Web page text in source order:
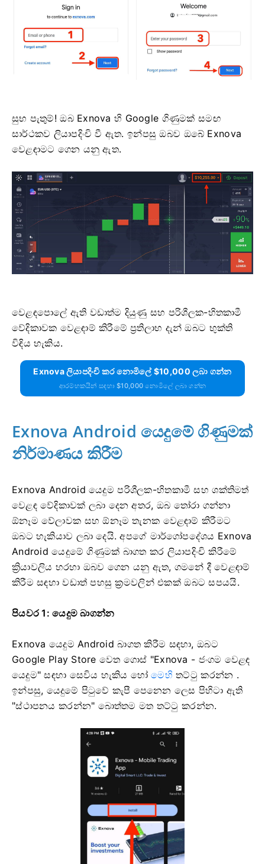
සුභ පැතුම්! ඔබ Exnova හි Google ගිණුමක් සමඟ
සාර්ථකව ලියාපදිංචි වී ඇත. ඉන්පසු ඔබව ඔබේ Exnova
වෙළඳාමට ගෙන යනු ඇත.
වෙළඳපොලේ ඇති වඩාත්ම දියුණු සහ පරිශීලක-හිතකාමී
වේදිකාවක වෙළඳාම් කිරීමේ ප්‍රතිලාභ දැන් ඔබට භුක්ති
විඳිය හැකිය.
Exnova ලියාපදිංචි කර නොමිලේ $10,000 ලබා ගන්න
ආරම්භකයින් සඳහා $10,000 නොමිලේ ලබා ගන්න
Exnova Android යෙදුමේ ගිණුමක්
නිර්මාණය කිරීම
Exnova Android යෙදුම පරිශීලක-හිතකාමී සහ ශක්තිමත්
වෙළඳ වේදිකාවක් ලබා දෙන අතර, ඔබ තෝරා ගන්නා
ඕනෑම වේලාවක සහ ඕනෑම තැනක වෙළඳාම් කිරීමට
ඔබට හැකියාව ලබා දෙයි. අපගේ මාර්ගෝපදේශය Exnova
Android යෙදුමේ ගිණුමක් බාගත කර ලියාපදිංචි කිරීමේ
ක්‍රියාවලිය හරහා ඔබව ගෙන යනු ඇත, ගමනේ දී වෙළඳාම්
කිරීම සඳහා වඩාත් පහසු ක්‍රමවලින් එකක් ඔබට සපයයි.
පියවර 1: යෙදුම බාගන්න
Exnova යෙදුම Android බාගත කිරීම සඳහා, ඔබට
Google Play Store වෙත ගොස් "Exnova - ජංගම වෙළඳ
යෙදුම" සඳහා සෙවිය හැකිය හෝමෙහි තට්ටු කරන්න .
ඉන්පසු, යෙදුමේ පිටුවේ කැපී පෙනෙන ලෙස පිහිටා ඇති
"ස්ථාපනය කරන්න" බොත්තම මත තට්ටු කරන්න.